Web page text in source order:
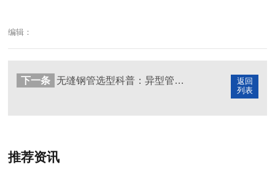
编辑：
返回
列表
下一条 无缝钢管选型科普：异型管与普通管差异及适用场景
推荐资讯